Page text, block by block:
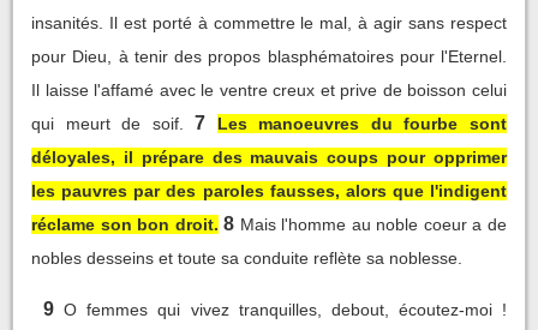
insanités. Il est porté à commettre le mal, à agir sans respect
pour Dieu, à tenir des propos blasphématoires pour l'Eternel.
Il laisse l'affamé avec le ventre creux et prive de boisson celui
qui meurt de soif.
7
Les manoeuvres du fourbe sont
déloyales, il prépare des mauvais coups pour opprimer
les pauvres par des paroles fausses, alors que l'indigent
réclame son bon droit. 8 Mais l'homme au noble coeur a de
nobles desseins et toute sa conduite reflète sa noblesse.
9 O femmes qui vivez tranquilles, debout, écoutez-moi !